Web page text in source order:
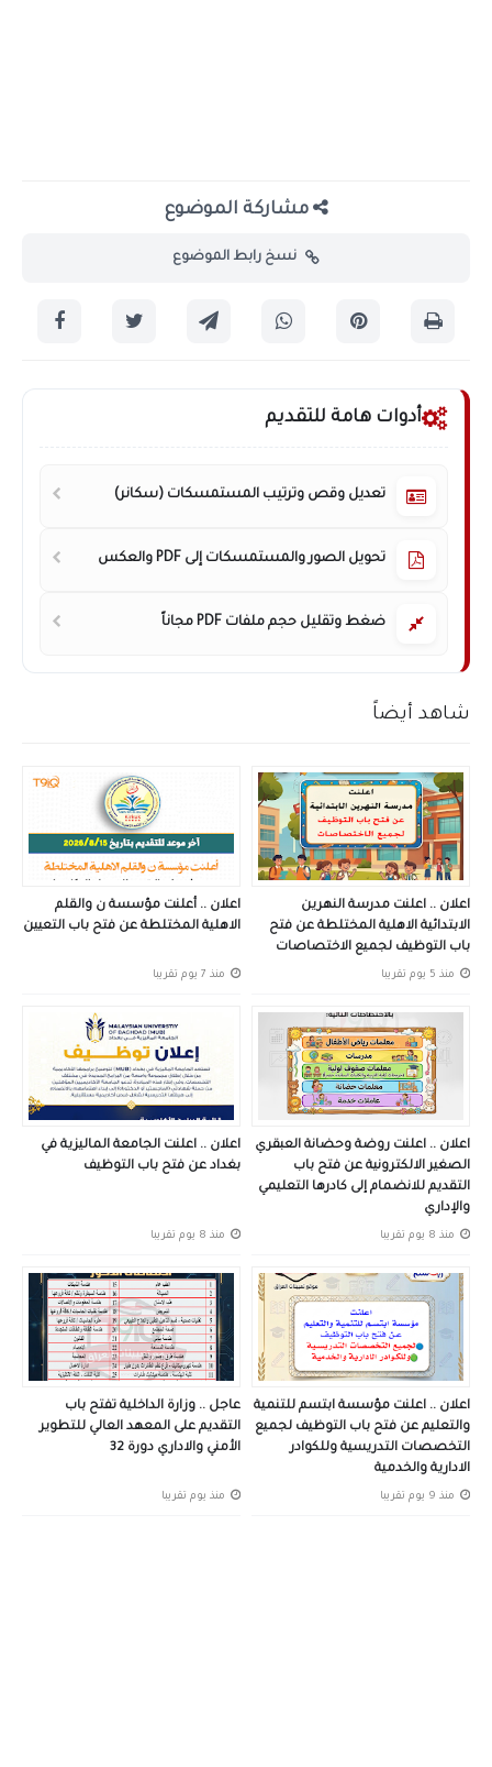
مشاركة الموضوع
نسخ رابط الموضوع
أدوات هامة للتقديم
تعديل وقص وترتيب المستمسكات (سكانر)
تحويل الصور والمستمسكات إلى PDF والعكس
ضغط وتقليل حجم ملفات PDF مجاناً
شاهد أيضاً
اعلان .. اعلنت مدرسة النهرين
الابتدائية الاهلية المختلطة عن فتح
باب التوظيف لجميع الاختصاصات
منذ 5 يوم تقريبا
اعلان .. أعلنت مؤسسة ن والقلم
الاهلية المختلطة عن فتح باب التعيين
منذ 7 يوم تقريبا
اعلان .. اعلنت روضة وحضانة العبقري
الصغير الالكترونية عن فتح باب
التقديم للانضمام إلى كادرها التعليمي
والإداري
منذ 8 يوم تقريبا
اعلان .. اعلنت الجامعة الماليزية في
بغداد عن فتح باب التوظيف
منذ 8 يوم تقريبا
اعلان .. اعلنت مؤسسة ابتسم للتنمية
والتعليم عن فتح باب التوظيف لجميع
التخصصات التدريسية وللكوادر
الادارية والخدمية
منذ 9 يوم تقريبا
عاجل .. وزارة الداخلية تفتح باب
التقديم على المعهد العالي للتطوير
الأمني والاداري دورة 32
منذ يوم تقريبا